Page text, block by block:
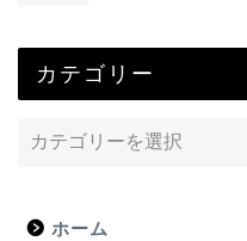
カテゴリー
ホーム